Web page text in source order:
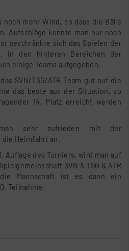
noch mehr Wind, so dass die Bälle
Aufschläge konnte man nur noch
beschränkte sich das Spielen der
In den hinteren Bereichen der
einige Teams aufgegeben.
SVN/TSG/ATR Team gut auf die
das beste aus der Situation, so
14. Platz erreicht werden
sehr zufrieden mit der
die Heimfahrt an.
Auflage des Turniers, wird man auf
SVN & TSG & ATR
Mannschaft ist es dann ein
Teilnahme.